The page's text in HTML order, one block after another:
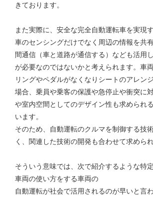
きております。
また実際に、安全な完全自動運転車を実現
車のセンシングだけでなく周辺の情報を共
間通信（車と道路が通信する）なども活用
が必要なのではないかと考えられます。車
リングやペダルがなくなりシートのアレン
場合、乗員や乗客の保護や急停止や衝突に
や室内空間としてのデザイン性も求められ
います。
そのため、自動運転のクルマを制御する技
く、関連した技術の開発も合わせて求めら
そういう意味では、次で紹介するような特
車両の使い方をする車両の
自動運転が社会で活用されるのが早いと言